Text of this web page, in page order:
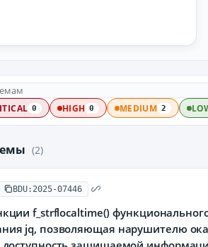
0 HIGH 0 MEDIUM 2
(2)
BDU:2025-07446
f_strflocaltime()
jq, позволяющая нарушителю